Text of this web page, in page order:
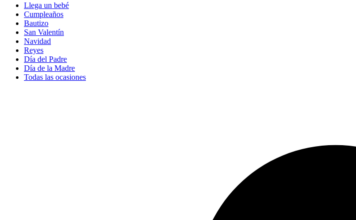
Llega un bebé
Cumpleaños
Bautizo
San Valentín
Navidad
Reyes
Día del Padre
Día de la Madre
Todas las ocasiones